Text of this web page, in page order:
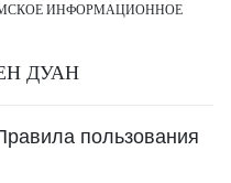
ИНФОРМАЦИОННОЕ
ДУАН
пользования